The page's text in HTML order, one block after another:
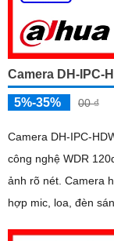
Camera DH-IPC-
5%-35% 00 ₫
Camera DH-IPC-
công nghệ WDR
ảnh rõ nét. Camera hỗ trợ hồng ngoại thông minh lên đến 50m tích
hợp mic, loa, đèn